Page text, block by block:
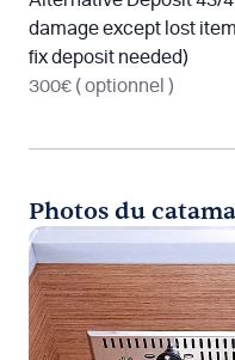
damage except lost
fix deposit needed)
300€ ( optionnel )
Photos du